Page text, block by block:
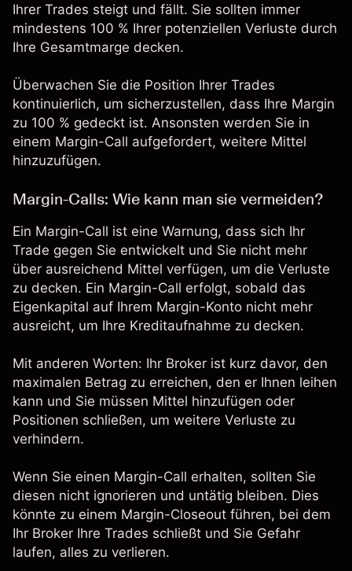
Ihrer Trades steigt und fällt. Sie sollten immer
mindestens 100 % Ihrer potenziellen Verluste durch
Ihre Gesamtmarge decken.
Überwachen Sie die Position Ihrer Trades
kontinuierlich, um sicherzustellen, dass Ihre Margin
zu 100 % gedeckt ist. Ansonsten werden Sie in
einem Margin-Call aufgefordert, weitere Mittel
hinzuzufügen.
Margin-Calls: Wie kann man sie vermeiden?
Ein Margin-Call ist eine Warnung, dass sich Ihr
Trade gegen Sie entwickelt und Sie nicht mehr
über ausreichend Mittel verfügen, um die Verluste
zu decken. Ein Margin-Call erfolgt, sobald das
Eigenkapital auf Ihrem Margin-Konto nicht mehr
ausreicht, um Ihre Kreditaufnahme zu decken.
Mit anderen Worten: Ihr Broker ist kurz davor, den
maximalen Betrag zu erreichen, den er Ihnen leihen
kann und Sie müssen Mittel hinzufügen oder
Positionen schließen, um weitere Verluste zu
verhindern.
Wenn Sie einen Margin-Call erhalten, sollten Sie
diesen nicht ignorieren und untätig bleiben. Dies
könnte zu einem Margin-Closeout führen, bei dem
Ihr Broker Ihre Trades schließt und Sie Gefahr
laufen, alles zu verlieren.